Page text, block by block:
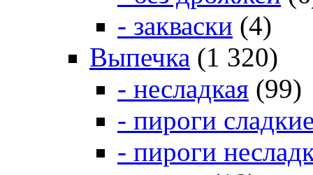
- закваски (4)
Выпечка (1 320)
- несладкая (99)
- пироги
- пироги